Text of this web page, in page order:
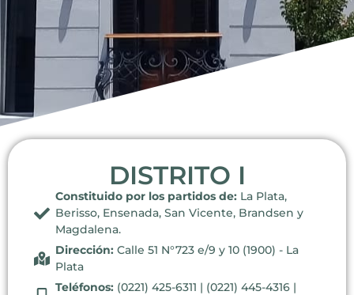
DISTRITO I
Constituido por los partidos de: La Plata,
Berisso, Ensenada, San Vicente, Brandsen y
Magdalena.
Dirección: Calle 51 N°723 e/9 y 10 (1900) - La
Plata
Teléfonos: (0221) 425-6311 | (0221) 445-4316 |